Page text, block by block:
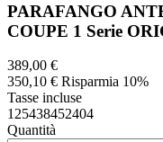
PARAFANGO
COUPE 1 Serie
389,00 €
350,10 € Risparmia 10%
Tasse incluse
125438452404
Quantità